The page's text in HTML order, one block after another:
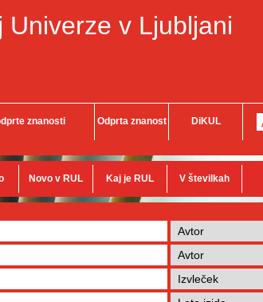
Univerze v Ljubljani
znanosti Odprta znanost DiKUL
Novo v RUL Kaj je RUL V številkah